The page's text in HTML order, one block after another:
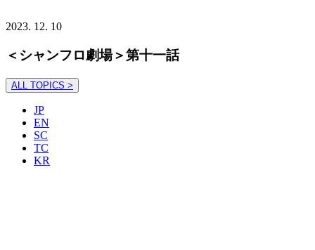
2023. 12. 10
＜シャンフロ劇場＞第十一話
ALL TOPICS >
JP
EN
SC
TC
KR